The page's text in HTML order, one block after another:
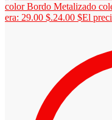
color Bordo Metalizado
era: 29.00 $.24.00 $El